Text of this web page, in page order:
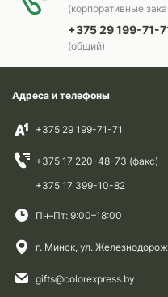
(корпоративные
+375 29 199-71-
(общий)
Адреса и телефоны
+375 29 199-71-71
+375 17 220-48-73 (факс)
+375 17 399-10-82
Пн–Пт: 9:00–18:00
г. Минск, ул.
gifts@colorexpress.by